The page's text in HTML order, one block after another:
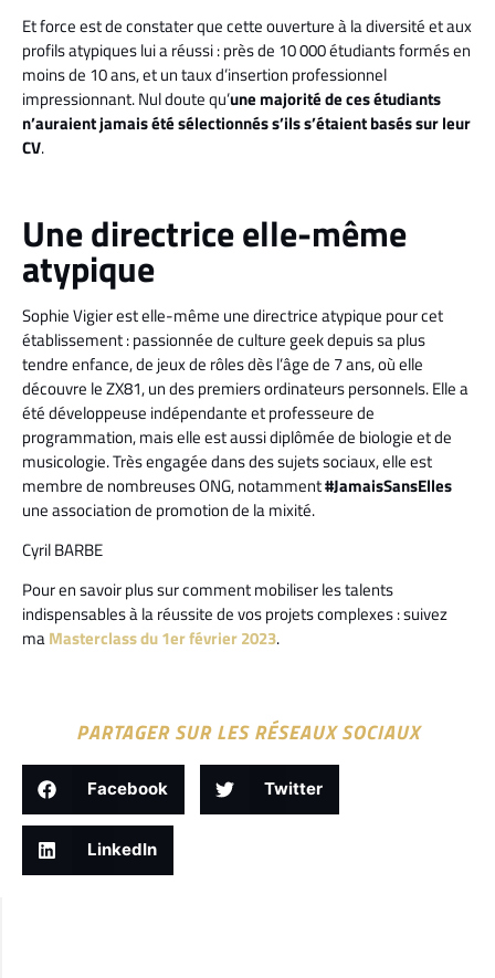
Et force est de constater que cette ouverture à la diversité et aux
profils atypiques lui a réussi : près de 10 000 étudiants formés en
moins de 10 ans, et un taux d’insertion professionnel
impressionnant. Nul doute qu’unemajorité de ces étudiants
n’auraient jamais été sélectionnés s’ils s’étaient basés sur leur
CV.
Une directrice elle-même
atypique
Sophie Vigier est elle-même une directrice atypique pour cet
établissement : passionnée de culture geek depuis sa plus
tendre enfance, de jeux de rôles dès l’âge de 7 ans, où elle
découvre le ZX81, un des premiers ordinateurs personnels. Elle a
été développeuse indépendante et professeure de
programmation, mais elle est aussi diplômée de biologie et de
musicologie. Très engagée dans des sujets sociaux, elle est
membre de nombreuses ONG, notamment#JamaisSansElles
une association de promotion de la mixité.
Cyril BARBE
Pour en savoir plus sur comment mobiliser les talents
indispensables à la réussite de vos projets complexes : suivez
maMasterclass du 1er février 2023.
PARTAGER SUR LES RÉSEAUX SOCIAUX
Facebook Twitter
LinkedIn